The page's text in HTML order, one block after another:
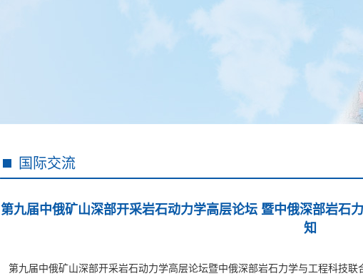
国际交流
第九届中俄矿山深部开采岩石动力学高层论坛 暨中俄深部岩
知
第九届中俄矿山深部开采岩石动力学高层论坛暨中俄深部岩石力学与工程科技联